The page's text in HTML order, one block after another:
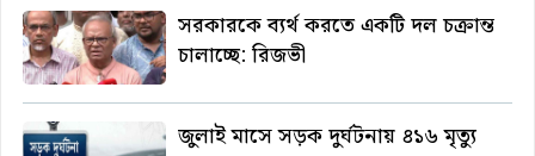
সরকারকে ব্যর্থ করতে একটি দল চক্রান্ত
চালাচ্ছে: রিজভী
জুলাই মাসে সড়ক দুর্ঘটনায় ৪১৬ মৃত্যু